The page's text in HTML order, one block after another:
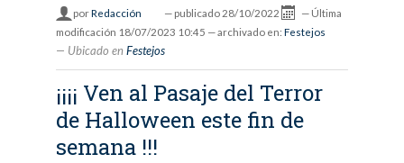
porRedacción — publicado 28/10/2022 — Última
modificación 18/07/2023 10:45 — archivado en: Festejos
Ubicado en Festejos
¡¡¡¡ Ven al Pasaje del Terror
de Halloween este fin de
semana !!!